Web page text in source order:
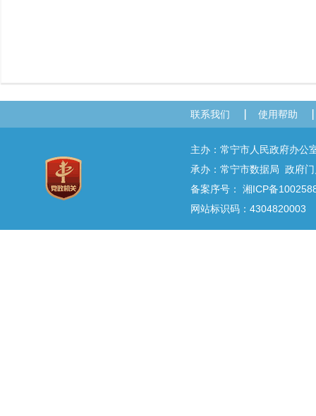
联系我们 使用帮助
主办：常宁市人民政府办
承办：常宁市数据局 政府
备案序号： 湘ICP备
网站标识码：